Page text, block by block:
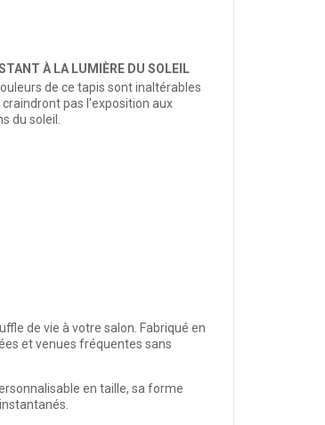
À LA LUMIÈRE DU SOLEIL
de ce tapis sont inaltérables
craindront pas l'exposition aux
du soleil.
de vie à votre salon. Fabriqué en
et venues fréquentes sans
en taille, sa forme